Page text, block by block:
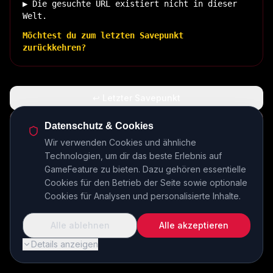
▶ Die gesuchte URL existiert nicht in dieser
Welt.
Möchtest du zum letzten Savepunkt
zurückkehren?
🏠 Zurück zur Basis
INSERT COIN TO CONTINUE...
Datenschutz & Cookies
Wir verwenden Cookies und ähnliche
Technologien, um dir das beste Erlebnis auf
GameFeature zu bieten. Dazu gehören essentielle
Cookies für den Betrieb der Seite sowie optionale
Cookies für Analysen und personalisierte Inhalte.
Details anzeigen
Alle ablehnen Alle akzeptieren